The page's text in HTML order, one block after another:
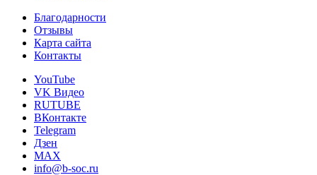
Благодарности
Отзывы
Карта сайта
Контакты
YouTube
VK Видео
RUTUBE
ВКонтакте
Telegram
Дзен
MAX
info@b-soc.ru